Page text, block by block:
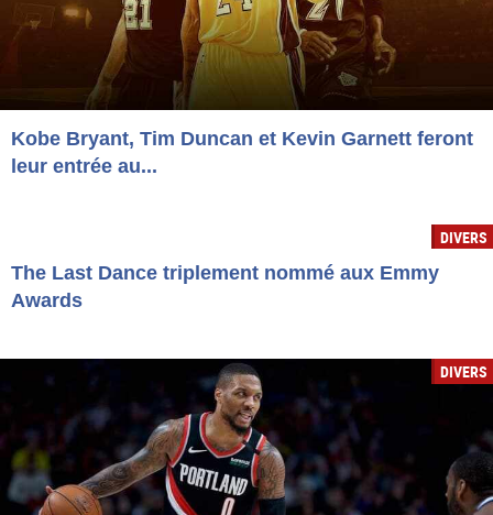
Kobe Bryant, Tim Duncan et Kevin Garnett feront
leur entrée au...
DIVERS
The Last Dance triplement nommé aux Emmy
Awards
DIVERS